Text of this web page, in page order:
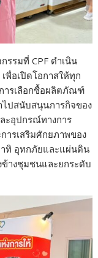
รรมที่ CPF ดำเนิน
พื่อเปิดโอกาสให้ทุก
ารเลือกซื้อผลิตภัณฑ์
ปสนับสนุนภารกิจของ
ะอุปกรณ์ทางการ
ารเสริมศักยภาพของ
ทิ อุทกภัยและแผ่นดิน
ข้างชุมชนและยกระดับ